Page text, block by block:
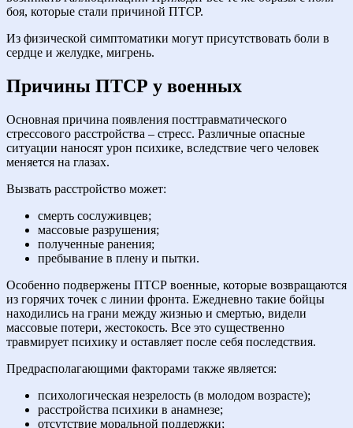
боя, которые стали причиной ПТСР.
Из физической симптоматики могут присутствовать боли в
сердце и желудке, мигрень.
Причины ПТСР у военных
Основная причина появления посттравматического
стрессового расстройства – стресс. Различные опасные
ситуации наносят урон психике, вследствие чего человек
меняется на глазах.
Вызвать расстройство может:
смерть сослуживцев;
массовые разрушения;
полученные ранения;
пребывание в плену и пытки.
Особенно подвержены ПТСР военные, которые возвращаются
из горячих точек с линии фронта. Ежедневно такие бойцы
находились на грани между жизнью и смертью, видели
массовые потери, жестокость. Все это существенно
травмирует психику и оставляет после себя последствия.
Предрасполагающими факторами также является:
психологическая незрелость (в молодом возрасте);
расстройства психики в анамнезе;
отсутствие моральной поддержки;